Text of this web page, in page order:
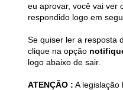
eu aprovar, você vai ver
respondido logo em
Se quiser ler a resposta
clique na opção
logo abaixo de sair.
ATENÇÃO : A legislação